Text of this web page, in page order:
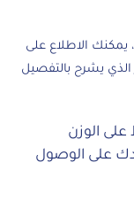
الاطلاع على
الذي يشرح بالتفصيل
على الوزن
على الوصول